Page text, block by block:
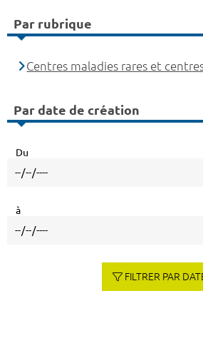
Par rubrique
Centres maladies rares et
Par date de création
Du
à
FILTRER PAR